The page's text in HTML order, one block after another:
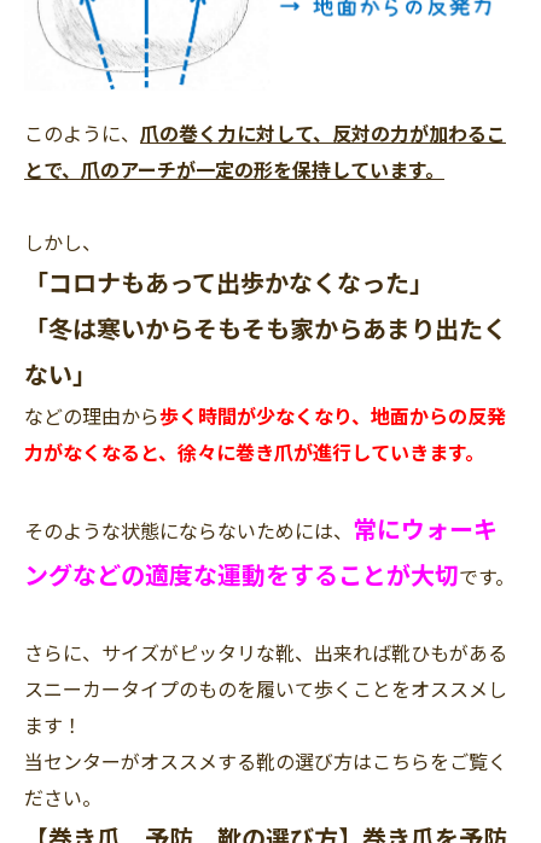
このように、 爪の巻く力に対して、反対の力が加わるこ
とで、爪のアーチが一定の形を保持しています。
しかし、
「コロナもあって出歩かなくなった」
「冬は寒いからそもそも家からあまり出たく
ない」
などの理由から歩く時間が少なくなり、地面からの反発
力がなくなると、徐々に巻き爪が進行していきます。
そのような状態にならないためには、 常にウォーキ
ングなどの適度な運動をすることが大切です。
さらに、サイズがピッタリな靴、出来れば靴ひもがある
スニーカータイプのものを履いて歩くことをオススメし
ます！
当センターがオススメする靴の選び方はこちらをご覧く
ださい。